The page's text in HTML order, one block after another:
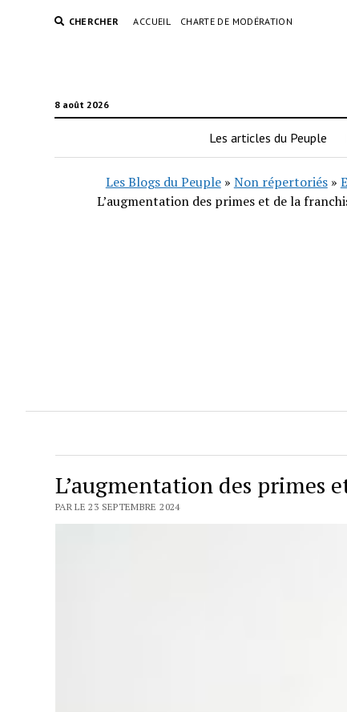
CHERCHER ACCUEIL CHARTE DE MODÉRATION
8 août 2026
Les articles du Peuple
Les Blogs du Peuple» Non répertoriés»
L’augmentation des primes et de la
L’augmentation des primes
PAR LE 23 SEPTEMBRE 2024